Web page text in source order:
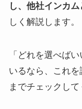
し、他社インカ
しく解説します。
「どれを選べば
いるなら、これ
までチェックして